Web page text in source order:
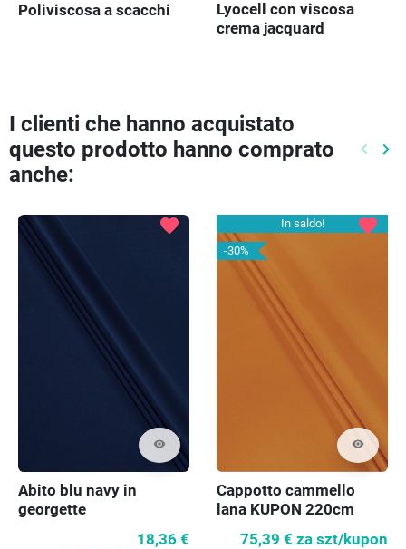
Poliviscosa a scacchi
Lyocell con viscosa
crema jacquard
I clienti che hanno acquistato
questo prodotto hanno comprato
anche:
keyboard_arrow_left keyboard_arrow_right
visibility
favorite
Abito blu navy in
georgette
18,36 €
In saldo!
-30%
visibility
favorite
Cappotto cammello
lana KUPON 220cm
75,39 € za szt/kupon